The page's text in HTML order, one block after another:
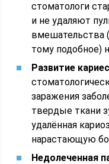
стоматологи
и не удаляют
вмешательства
тому подобное)
Развитие
заражения
твердые ткани
удалённая
нарастающую
Недолеченная